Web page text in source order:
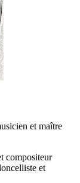
et maître
compositeur
et